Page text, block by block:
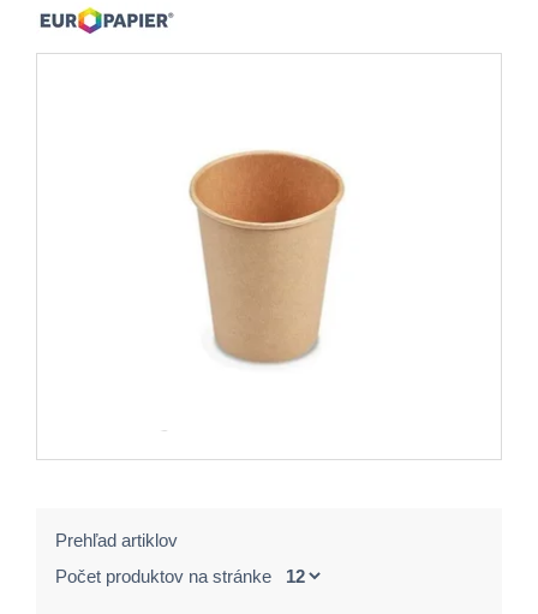
Prehľad artiklov
Počet produktov na stránke